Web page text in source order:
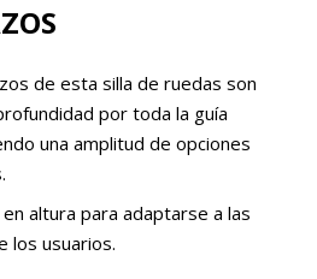
de esta silla de ruedas son
por toda la guía
una amplitud de opciones
altura para adaptarse a las
los usuarios.